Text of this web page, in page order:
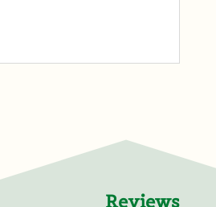
Reviews